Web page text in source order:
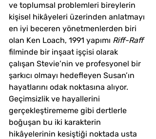
ve toplumsal problemleri bireylerin
kişisel hikâyeleri üzerinden anlatmayı
en iyi beceren yönetmenlerden biri
olan Ken Loach, 1991 yapımı Riff-Raff
filminde bir inşaat işçisi olarak
çalışan Stevie’nin ve profesyonel bir
şarkıcı olmayı hedefleyen Susan’ın
hayatlarını odak noktasına alıyor.
Geçimsizlik ve hayallerini
gerçekleştirememe gibi dertlerle
boğuşan bu iki karakterin
hikâyelerinin kesiştiği noktada usta